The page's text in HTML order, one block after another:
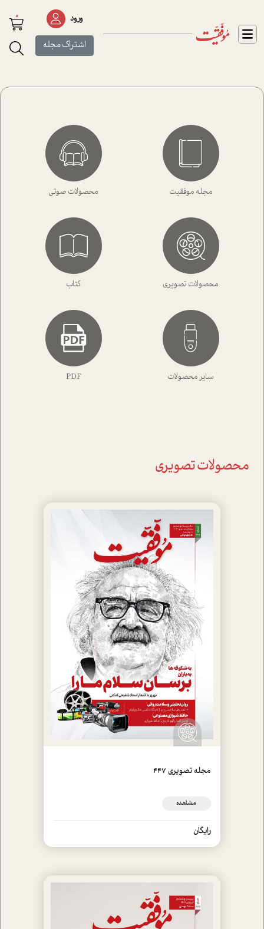
ورود
اشتراک مجله
0
مجله موفقیت محصولات صوتی
محصولات تصویری کتاب
سایر محصولات PDF
محصولات تصویری
مجله تصويري 447
مشاهده
رایگان